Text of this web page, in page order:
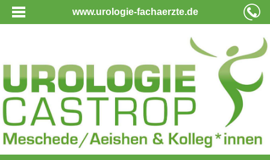
www.urologie-fachaerzte.de